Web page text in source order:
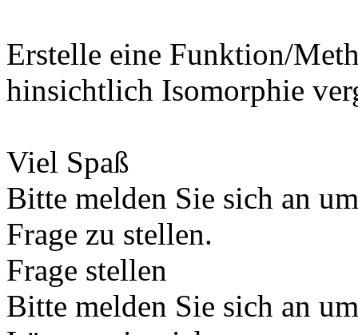
Erstelle eine Funktion/
hinsichtlich Isomorphie
Viel Spaß
Bitte melden Sie sich an
Frage zu stellen.
Frage stellen
Bitte melden Sie sich an